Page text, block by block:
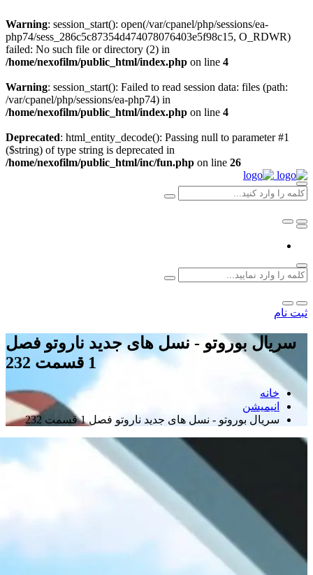
Warning: session_start(): open(/var/cpanel/php/sessions/ea-
php74/sess_286c5c87354d474078076403e5f98c15, O_RDWR)
failed: No such file or directory (2) in
/home/nexofilm/public_html/index.php on line 4
Warning: session_start(): Failed to read session data: files (path:
/var/cpanel/php/sessions/ea-php74) in
/home/nexofilm/public_html/index.php on line 4
Deprecated: html_entity_decode(): Passing null to parameter #1
($string) of type string is deprecated in
/home/nexofilm/public_html/inc/fun.php on line 26
ثبت نام
سریال بوروتو - نسل های جدید ناروتو فصل
1 قسمت 232
خانه
انیمیشن
سریال بوروتو - نسل های جدید ناروتو فصل 1 قسمت 232